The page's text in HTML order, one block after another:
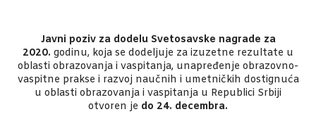
Javni poziv za dodelu Svetosavske nagrade za
2020. godinu, koja se dodeljuje za izuzetne rezultate u
oblasti obrazovanja i vaspitanja, unapređenje obrazovno-
vaspitne prakse i razvoj naučnih i umetničkih dostignuća
u oblasti obrazovanja i vaspitanja u Republici Srbiji
otvoren je do 24. decembra.